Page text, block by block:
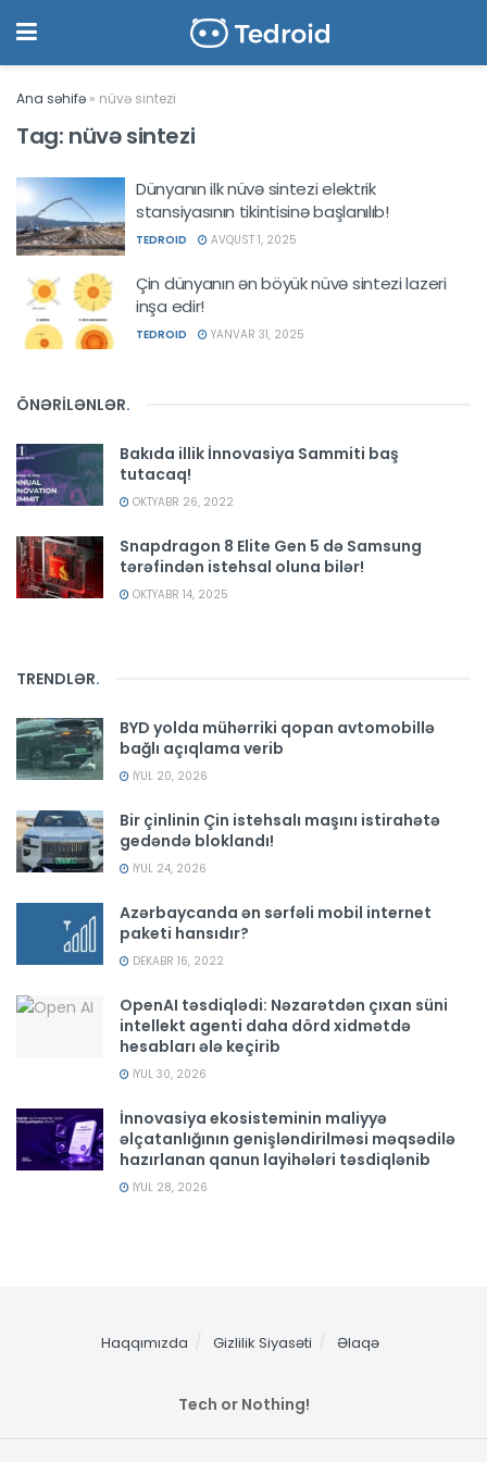
Ana səhifə » nüvə sintezi
Tag: nüvə sintezi
Dünyanın ilk nüvə sintezi elektrik
stansiyasının tikintisinə başlanılıb!
TEDROID AVQUST 1, 2025
Çin dünyanın ən böyük nüvə sintezi lazeri
inşa edir!
TEDROID YANVAR 31, 2025
ÖNƏRİLƏNLƏR.
Bakıda illik İnnovasiya Sammiti baş
tutacaq!
OKTYABR 26, 2022
Snapdragon 8 Elite Gen 5 də Samsung
tərəfindən istehsal oluna bilər!
OKTYABR 14, 2025
TRENDLƏR.
BYD yolda mühərriki qopan avtomobillə
bağlı açıqlama verib
İYUL 20, 2026
Bir çinlinin Çin istehsalı maşını istirahətə
gedəndə bloklandı!
İYUL 24, 2026
Azərbaycanda ən sərfəli mobil internet
paketi hansıdır?
DEKABR 16, 2022
OpenAI təsdiqlədi: Nəzarətdən çıxan süni
intellekt agenti daha dörd xidmətdə
hesabları ələ keçirib
İYUL 30, 2026
İnnovasiya ekosisteminin maliyyə
əlçatanlığının genişləndirilməsi məqsədilə
hazırlanan qanun layihələri təsdiqlənib
İYUL 28, 2026
Haqqımızda Gizlilik Siyasəti Əlaqə
Tech or Nothing!